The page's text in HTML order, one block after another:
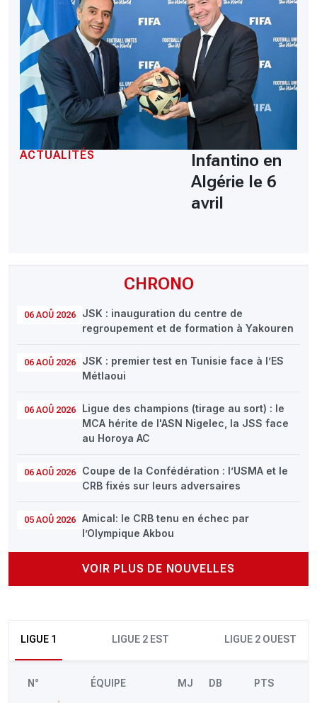
CHRONO
06 AOÛ 2026
JSK : inauguration du centre de
regroupement et de formation à Yakouren
06 AOÛ 2026
JSK : premier test en Tunisie face à l’ES
Métlaoui
06 AOÛ 2026
Ligue des champions (tirage au sort) : le
MCA hérite de l'ASN Nigelec, la JSS face
au Horoya AC
06 AOÛ 2026
Coupe de la Confédération : l’USMA et le
CRB fixés sur leurs adversaires
05 AOÛ 2026
Amical: le CRB tenu en échec par
l’Olympique Akbou
VOIR PLUS DE NOUVELLES
LIGUE 1 LIGUE 2 EST LIGUE 2 OUEST
N° ÉQUIPE MJ DB PTS
ACTUALITÉS
Infantino en
Algérie le 6
avril